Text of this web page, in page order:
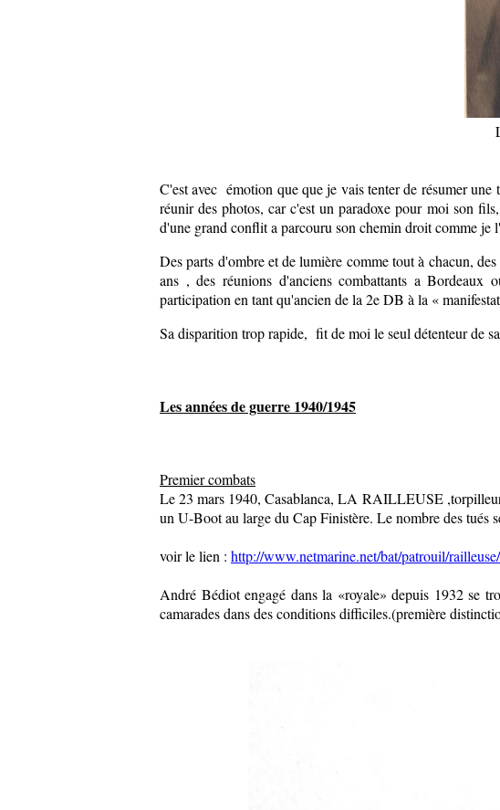
C'est avec émotion que que je vais tenter de résumer
réunir des photos, car c'est un paradoxe pour moi son
d'une grand conflit a parcouru son chemin droit comme je
Des parts d'ombre et de lumière comme tout à chacun,
ans , des réunions d'anciens combattants a Bordeaux
participation en tant qu'ancien de la 2e DB à la «
Sa disparition trop rapide, fit de moi le seul détenteur de
Les années de guerre 1940/1945
Premier combats
Le 23 mars 1940, Casablanca, LA RAILLEUSE
un U-Boot au large du Cap Finistère. Le nombre des tués
voir le lien : http://www.netmarine.net/bat/patrouil/
André Bédiot engagé dans la «royale» depuis 1932 se
camarades dans des conditions difficiles.(première